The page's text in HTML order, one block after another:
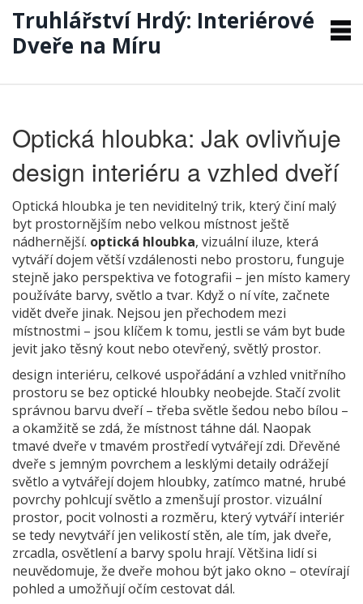
Truhlářství Hrdý: Interiérové
Dveře na Míru
Optická hloubka: Jak ovlivňuje
design interiéru a vzhled dveří
Optická hloubka je ten neviditelný trik, který činí malý
byt prostornějším nebo velkou místnost ještě
nádhernější. optická hloubka, vizuální iluze, která
vytváří dojem větší vzdálenosti nebo prostoru, funguje
stejně jako perspektiva ve fotografii – jen místo kamery
používáte barvy, světlo a tvar. Když o ní víte, začnete
vidět dveře jinak. Nejsou jen přechodem mezi
místnostmi – jsou klíčem k tomu, jestli se vám byt bude
jevit jako těsný kout nebo otevřený, světlý prostor.
design interiéru, celkové uspořádání a vzhled vnitřního
prostoru se bez optické hloubky neobejde. Stačí zvolit
správnou barvu dveří – třeba světle šedou nebo bílou –
a okamžitě se zdá, že místnost táhne dál. Naopak
tmavé dveře v tmavém prostředí vytvářejí zdi. Dřevěné
dveře s jemným povrchem a lesklými detaily odrážejí
světlo a vytvářejí dojem hloubky, zatímco matné, hrubé
povrchy pohlcují světlo a zmenšují prostor. vizuální
prostor, pocit volnosti a rozměru, který vytváří interiér
se tedy nevytváří jen velikostí stěn, ale tím, jak dveře,
zrcadla, osvětlení a barvy spolu hrají. Většina lidí si
neuvědomuje, že dveře mohou být jako okno – otevírají
pohled a umožňují očím cestovat dál.